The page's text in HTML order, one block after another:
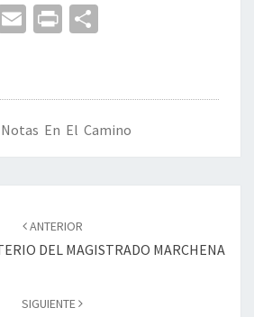
Li
E
l
Pr
p
ar
tir
En El Camino
ANTERIOR
DEL MAGISTRADO MARCHENA
SIGUIENTE